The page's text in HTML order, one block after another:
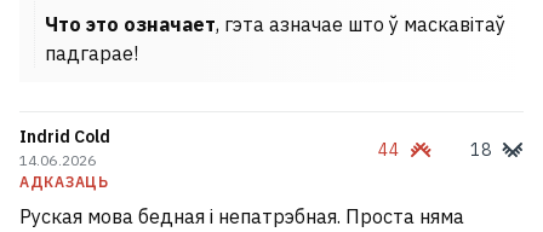
Что это означает, гэта азначае што ў маскавітаў
падгарае!
Indrid Cold
14.06.2026
АДКАЗАЦЬ
44 18
Руская мова бедная і непатрэбная. Проста няма